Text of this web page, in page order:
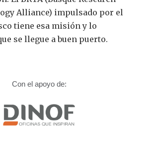
Alliance) impulsado por el
tiene esa misión y lo
se llegue a buen puerto.
Con el apoyo de: